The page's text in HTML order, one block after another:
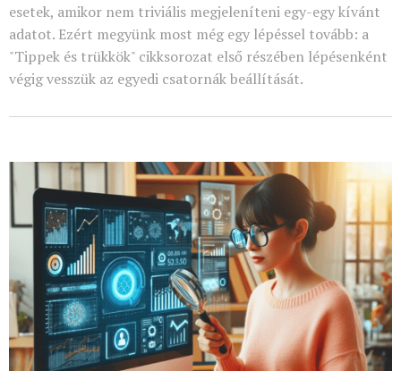
esetek, amikor nem triviális megjeleníteni egy-egy kívánt
adatot. Ezért megyünk most még egy lépéssel tovább: a
"Tippek és trükkök" cikksorozat első részében lépésenként
végig vesszük az egyedi csatornák beállítását.